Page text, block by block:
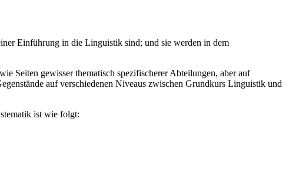
Einführung in die Linguistik sind; und sie werden in dem
Seiten gewisser thematisch spezifischerer Abteilungen, aber auf
auf verschiedenen Niveaus zwischen Grundkurs Linguistik und
ist wie folgt: